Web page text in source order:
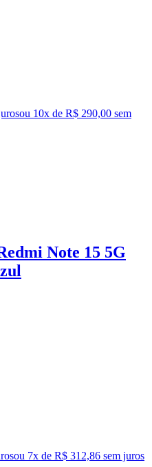
ou 10x de R$ 290,00 sem
Note 15 5G
ou 7x de R$ 312,86 sem juros